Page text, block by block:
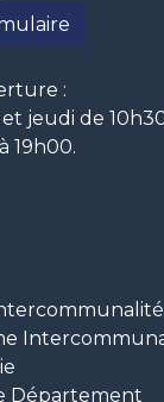
:
jeudi de
19h00.
Département